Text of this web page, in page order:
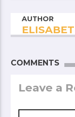
AUTHOR
COMMENTS
Leave a